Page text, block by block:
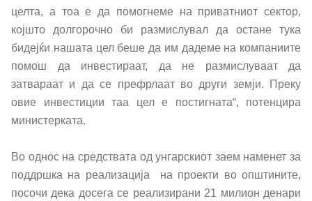
Јавни набавки
Годишни планови
Склучени договори за јавни набавки
Закони и прописи
целта, а тоа е да помогнеме на приватниот сектор,
којшто долгорочно би размислувал да остане тука
бидејќи нашата цел беше да им дадеме на компаниите
помош да инвестираат, да не размислуваат да
затвараат и да се префрлаат во други земји. Преку
овие инвестиции таа цел е постигната“, потенцира
министерката.
Во однос на средствата од унгарскиот заем наменет за
поддршка на реализација
на проекти во општините,
посочи дека досега се реализирани 21 милион денари